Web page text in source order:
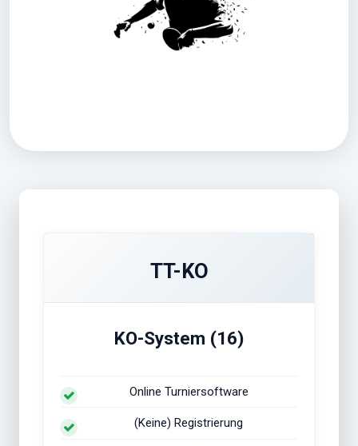
TT-KO
KO-System (16)
Online Turniersoftware
(Keine) Registrierung